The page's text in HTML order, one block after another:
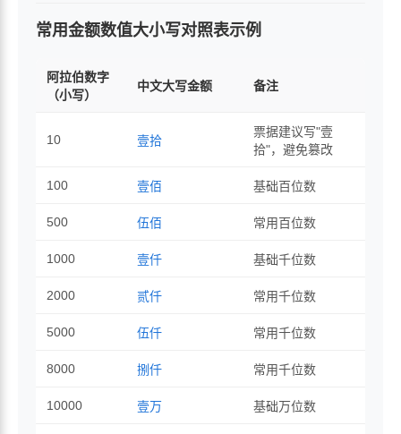
常用金额数值大小写对照表示例
阿拉伯数字
（小写）
中文大写金额 备注
10 壹拾
票据建议写"壹
拾"，避免篡改
100 壹佰 基础百位数
500 伍佰 常用百位数
1000 壹仟 基础千位数
2000 贰仟 常用千位数
5000 伍仟 常用千位数
8000 捌仟 常用千位数
10000 壹万 基础万位数